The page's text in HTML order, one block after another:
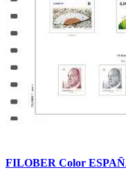
FILOBER Color